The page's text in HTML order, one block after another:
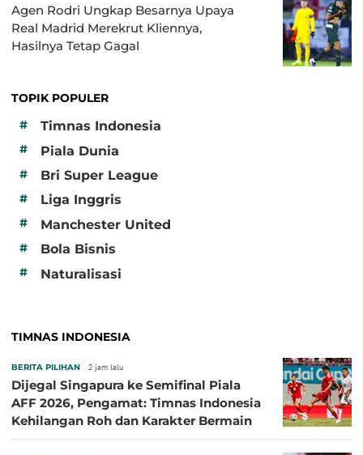
Agen Rodri Ungkap Besarnya Upaya
Real Madrid Merekrut Kliennya,
Hasilnya Tetap Gagal
TOPIK POPULER
#
Timnas Indonesia
# Piala Dunia
# Bri Super League
# Liga Inggris
# Manchester United
# Bola Bisnis
# Naturalisasi
TIMNAS INDONESIA
BERITA PILIHAN 2 jam lalu
Dijegal Singapura ke Semifinal Piala
AFF 2026, Pengamat: Timnas Indonesia
Kehilangan Roh dan Karakter Bermain